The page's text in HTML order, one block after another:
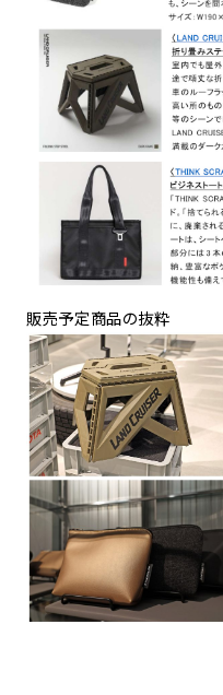
販売予定商品の抜粋